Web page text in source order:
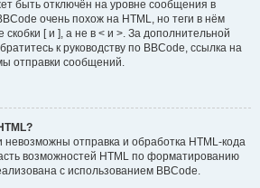
быть отключён на уровне сообщения в
очень похож на HTML, но теги в нём
[ и ], а не в < и >. За дополнительной
к руководству по BBCode, ссылка на
отправки сообщений.
отправка и обработка HTML-кода
возможностей HTML по форматированию
с использованием BBCode.